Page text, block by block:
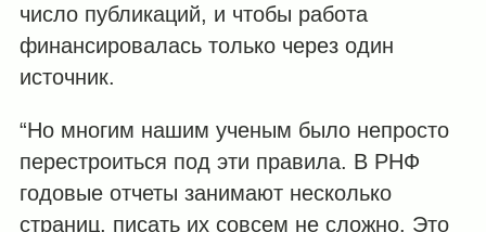
число публикаций, и чтобы работа
финансировалась только через один
источник.
“Но многим нашим ученым было непросто
перестроиться под эти правила. В РНФ
годовые отчеты занимают несколько
страниц, писать их совсем не сложно. Это